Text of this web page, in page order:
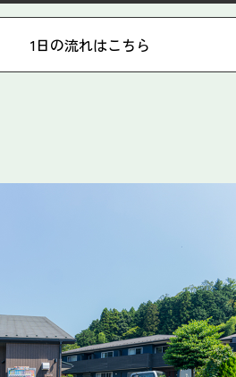
1日の流れはこちら